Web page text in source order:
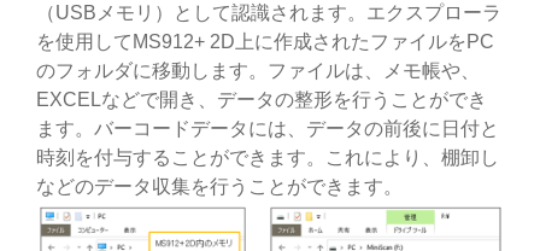
（USBメモリ）として認識されます。エクスプローラ
を使用してMS912+ 2D上に作成されたファイルをPC
のフォルダに移動します。ファイルは、メモ帳や、
EXCELなどで開き、データの整形を行うことができ
ます。バーコードデータには、データの前後に日付と
時刻を付与することができます。これにより、棚卸し
などのデータ収集を行うことができます。